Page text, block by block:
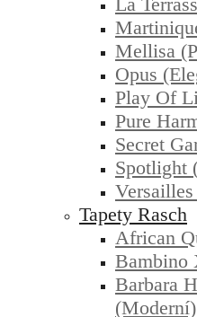
Mellisa
Opus
Play Of
Pure
Secret
Spotlight
Tapety Rasch
African
Bambino
Barbara
(moderní)